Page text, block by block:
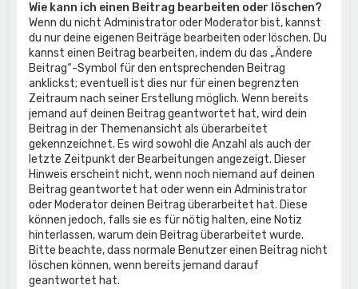
Wie kann ich einen Beitrag bearbeiten oder löschen?
Wenn du nicht Administrator oder Moderator bist, kannst
du nur deine eigenen Beiträge bearbeiten oder löschen. Du
kannst einen Beitrag bearbeiten, indem du das „Ändere
Beitrag“-Symbol für den entsprechenden Beitrag
anklickst; eventuell ist dies nur für einen begrenzten
Zeitraum nach seiner Erstellung möglich. Wenn bereits
jemand auf deinen Beitrag geantwortet hat, wird dein
Beitrag in der Themenansicht als überarbeitet
gekennzeichnet. Es wird sowohl die Anzahl als auch der
letzte Zeitpunkt der Bearbeitungen angezeigt. Dieser
Hinweis erscheint nicht, wenn noch niemand auf deinen
Beitrag geantwortet hat oder wenn ein Administrator
oder Moderator deinen Beitrag überarbeitet hat. Diese
können jedoch, falls sie es für nötig halten, eine Notiz
hinterlassen, warum dein Beitrag überarbeitet wurde.
Bitte beachte, dass normale Benutzer einen Beitrag nicht
löschen können, wenn bereits jemand darauf
geantwortet hat.